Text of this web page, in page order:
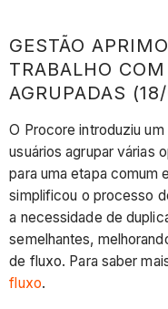
GESTÃO
TRABALHO
AGRUPADAS
O Procore introduziu
usuários agrupar várias
para uma etapa comum
simplificou o processo
a necessidade de
semelhantes,
de fluxo. Para saber
fluxo.